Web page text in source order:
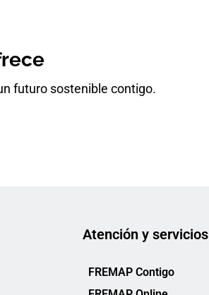
futuro sostenible contigo.
Atención y servicios
FREMAP Contigo